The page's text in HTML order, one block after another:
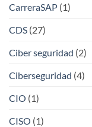
CarreraSAP (1)
CDS (27)
Ciber seguridad (2)
Ciberseguridad (4)
CIO (1)
CISO (1)